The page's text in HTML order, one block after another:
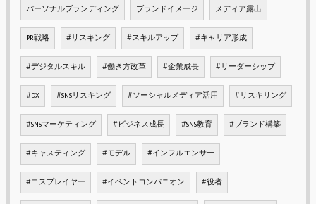
パーソナルブランディング ブランドイメージ メディア露出
PR戦略 #リスキング #スキルアップ #キャリア形成
#デジタルスキル #働き方改革 #企業成長 #リーダーシップ
#DX #SNSリスキング #ソーシャルメディア活用 #リスキリング
#SNSマーケティング #ビジネス成長 #SNS教育 #ブランド構築
#キャスティング #モデル #インフルエンサー
#コスプレイヤー #イベントコンパニオン #役者